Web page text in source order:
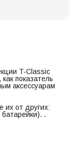
T-Classic
показатель
аксессуарам
их от других:
.